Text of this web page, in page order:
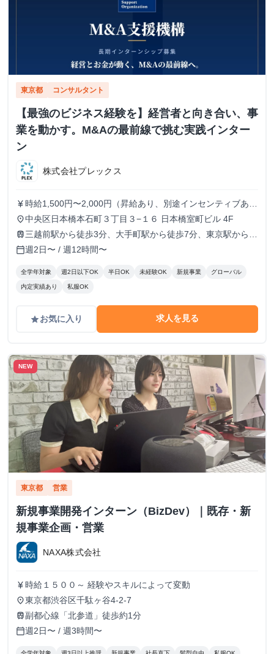
東京都 コンサルタント
【最強のビジネス経験を】経営者と向き合い、事
業を動かす。M&Aの最前線で挑む実践インター
ン
株式会社プレックス
currency_yen 時給1,500円〜2,000円（昇給あり、別途インセンティブあ
り）
place中央区日本橋本石町３丁目３−１６ 日本橋室町ビル 4F
train 三越前駅から徒歩3分、大手町駅から徒歩7分、東京駅から徒
歩9分
calendar_today週2日〜 / 週12時間〜
全学年対象 週2日以下OK 半日OK 未経験OK 新規事業 グローバル
内定実績あり 私服OK
gradeお気に入り 求人を見る
NEW
東京都 営業
新規事業開発インターン（BizDev）｜既存・新
規事業企画・営業
NAXA株式会社
currency_yen 時給１５００～ 経験やスキルによって変動
place東京都渋谷区千駄ヶ谷4-2-7
train副都心線「北参道」徒歩約1分
calendar_today週2日〜 / 週3時間〜